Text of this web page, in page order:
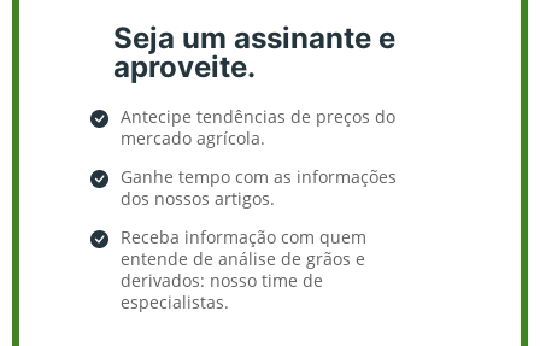
Seja um assinante e
aproveite.
Antecipe tendências de preços do
mercado agrícola.
Ganhe tempo com as informações
dos nossos artigos.
Receba informação com quem
entende de análise de grãos e
derivados: nosso time de
especialistas.